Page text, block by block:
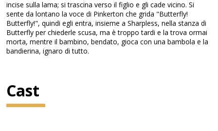
incise sulla lama; si trascina verso il figlio e gli cade vicino. Si
sente da lontano la voce di Pinkerton che grida "Butterfly!
Butterfly!", quindi egli entra, insieme a Sharpless, nella stanza di
Butterfly per chiederle scusa, ma è troppo tardi e la trova ormai
morta, mentre il bambino, bendato, gioca con una bambola e la
bandierina, ignaro di tutto.
Cast